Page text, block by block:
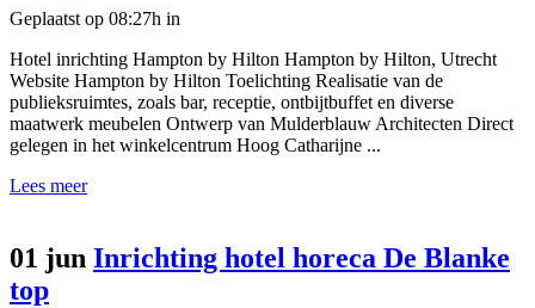
Geplaatst op 08:27h in
Hotel inrichting Hampton by Hilton Hampton by Hilton, Utrecht
Website Hampton by Hilton Toelichting Realisatie van de
publieksruimtes, zoals bar, receptie, ontbijtbuffet en diverse
maatwerk meubelen Ontwerp van Mulderblauw Architecten Direct
gelegen in het winkelcentrum Hoog Catharijne ...
Lees meer
01 jun Inrichting hotel horeca De Blanke
top